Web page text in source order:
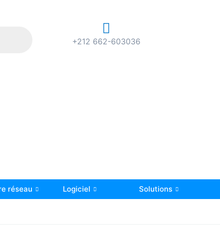
+212 662-603036
réseau Logiciel Solutions